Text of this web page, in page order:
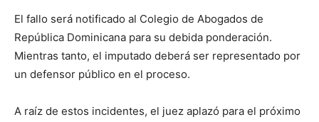
El fallo será notificado al Colegio de Abogados de
República Dominicana para su debida ponderación.
Mientras tanto, el imputado deberá ser representado por
un defensor público en el proceso.
A raíz de estos incidentes, el juez aplazó para el próximo